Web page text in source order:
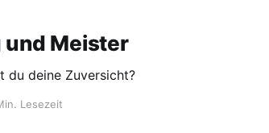
und Meister
du deine Zuversicht?
Lesezeit